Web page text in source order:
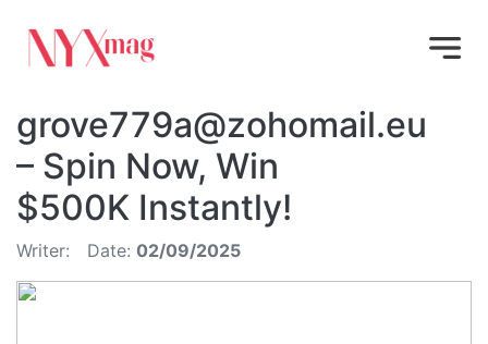
grove779a@zohomail.eu
– Spin Now, Win
$500K Instantly!
Writer: Date: 02/09/2025